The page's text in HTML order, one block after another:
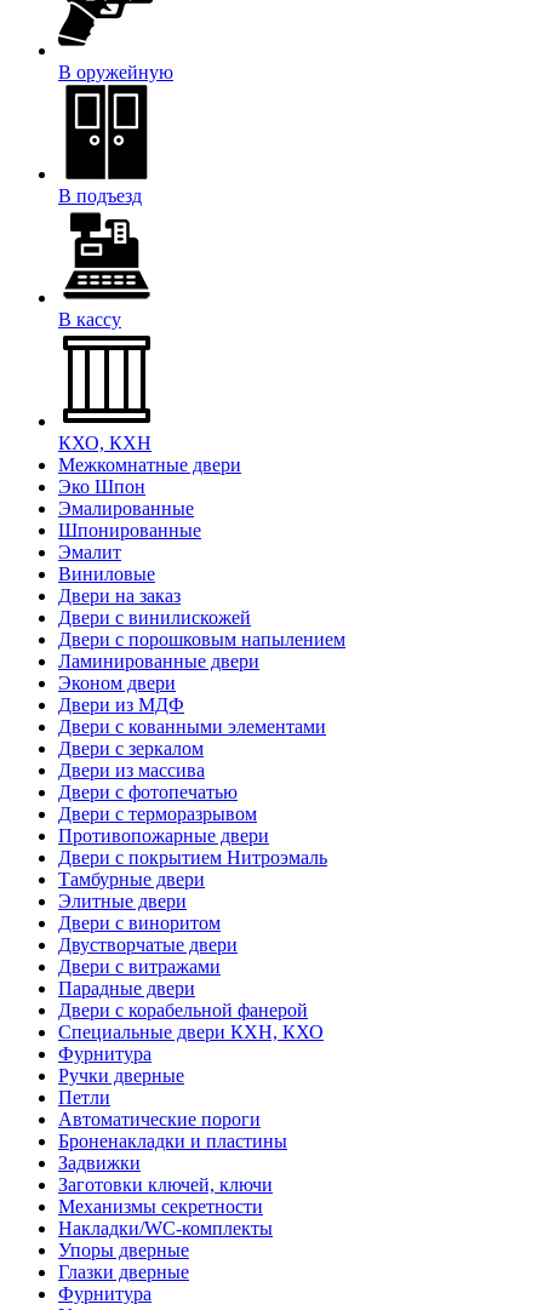
В оружейную
В подъезд
В кассу
КХО, КХН
Межкомнатные двери
Эко Шпон
Эмалированные
Шпонированные
Эмалит
Виниловые
Двери на заказ
Двери с винилискожей
Двери с порошковым напылением
Ламинированные двери
Эконом двери
Двери из МДФ
Двери с кованными элементами
Двери с зеркалом
Двери из массива
Двери с фотопечатью
Двери с терморазрывом
Противопожарные двери
Двери с покрытием Нитроэмаль
Тамбурные двери
Элитные двери
Двери с виноритом
Двустворчатые двери
Двери с витражами
Парадные двери
Двери с корабельной фанерой
Специальные двери КХН, КХО
Фурнитура
Ручки дверные
Петли
Автоматические пороги
Броненакладки и пластины
Задвижки
Заготовки ключей, ключи
Механизмы секретности
Накладки/WC-комплекты
Упоры дверные
Глазки дверные
Фурнитура